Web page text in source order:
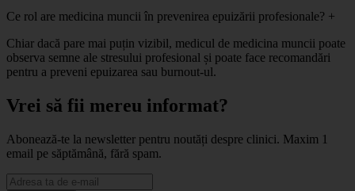
Ce rol are medicina muncii în prevenirea epuizării profesionale? +
Chiar dacă pare mai puțin vizibil, medicul de medicina muncii poate
observa semne ale stresului profesional și poate face recomandări
pentru a preveni epuizarea sau burnout-ul.
Vrei să fii mereu informat?
Abonează-te la newsletter pentru noutăți despre clinici. Maxim 1
email pe săptămână, fără spam.